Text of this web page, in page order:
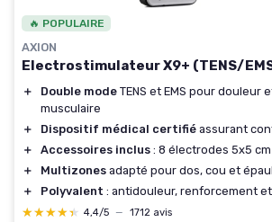
🔥 POPULAIRE
AXION
Electrostimulateur X9+ (TENS/
＋ Double mode TENS et EMS pour douleur
musculaire
＋
Dispositif médical certifié assurant
＋
Accessoires inclus : 8 électrodes 5x5
＋
Multizones adapté pour dos, cou et
＋
Polyvalent : antidouleur, renforcement
★★★★★
★★★★★ 4,4/5 — 1712 avis